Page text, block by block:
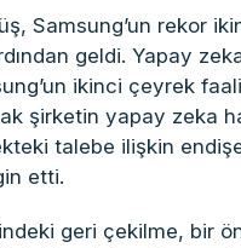
Samsung’un rekor
geldi. Yapay
ikinci çeyrek
şirketin yapay zeka
talebe ilişkin
etti.
geri çekilme, bir